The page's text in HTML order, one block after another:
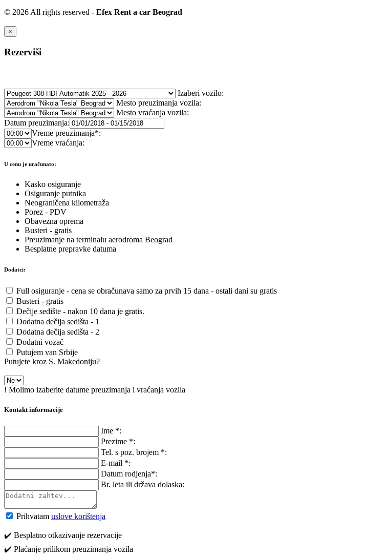
© 2026 All rights reserved - Efex Rent a car Beograd
×
Rezerviši
Izaberi vozilo:
Mesto preuzimanja vozila:
Mesto vraćanja vozila:
Datum preuzimanja:
Vreme preuzimanja*:
Vreme vraćanja:
U cenu je uračunato:
Kasko osiguranje
Osiguranje putnika
Neograničena kilometraža
Porez - PDV
Obavezna oprema
Busteri - gratis
Preuzimanje na terminalu aerodroma Beograd
Besplatne prepravke datuma
Dodatci:
Full osiguranje - cena se obračunava samo za prvih 15 dana - ostali dani su gratis
Busteri - gratis
Dečije sedište - nakon 10 dana je gratis.
Dodatna dečija sedišta - 1
Dodatna dečija sedišta - 2
Dodatni vozač
Putujem van Srbije
Putujete kroz S. Makedoniju?
! Molimo izaberite datume preuzimanja i vraćanja vozila
Kontakt informacije
Ime *:
Prezime *:
Tel. s poz. brojem *:
E-mail *:
Datum rodjenja*:
Br. leta ili država dolaska:
Prihvatam uslove korištenja
✔️ Besplatno otkazivanje rezervacije
✔️ Plaćanje prilikom preuzimanja vozila